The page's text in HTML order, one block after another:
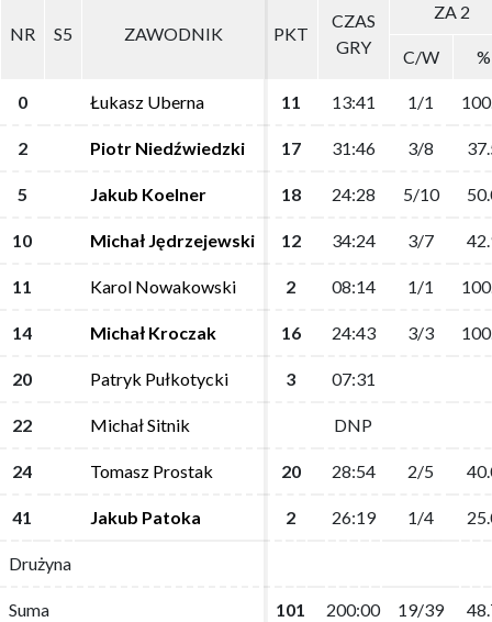
NR S5 ZAWODNIK PKT
CZAS
GRY
ZA 2
C/W %
0 Łukasz Uberna 11 13:41 1/1
2 Piotr Niedźwiedzki 17 31:46 3/8
5 Jakub Koelner 18 24:28 5/10
10 Michał Jędrzejewski 12 34:24 3/7
11 Karol Nowakowski 2 08:14 1/1
14 Michał Kroczak 16 24:43 3/3
20 Patryk Pułkotycki 3 07:31
22 Michał Sitnik DNP
24 Tomasz Prostak 20 28:54 2/5
41 Jakub Patoka 2 26:19 1/4
Drużyna
Suma 101 200:00 19/39
NR S5 ZAWODNIK PKT
CZAS
GRY
ZA 2
C/W %
0 Łukasz Uberna 11 13:41 1/1
2 Piotr Niedźwiedzki 17 31:46 3/8
5 Jakub Koelner 18 24:28 5/10
10 Michał Jędrzejewski 12 34:24 3/7
11 Karol Nowakowski 2 08:14 1/1
14 Michał Kroczak 16 24:43 3/3
20 Patryk Pułkotycki 3 07:31
22 Michał Sitnik DNP
24 Tomasz Prostak 20 28:54 2/5
41 Jakub Patoka 2 26:19 1/4
Drużyna
Suma 101 200:00 19/39